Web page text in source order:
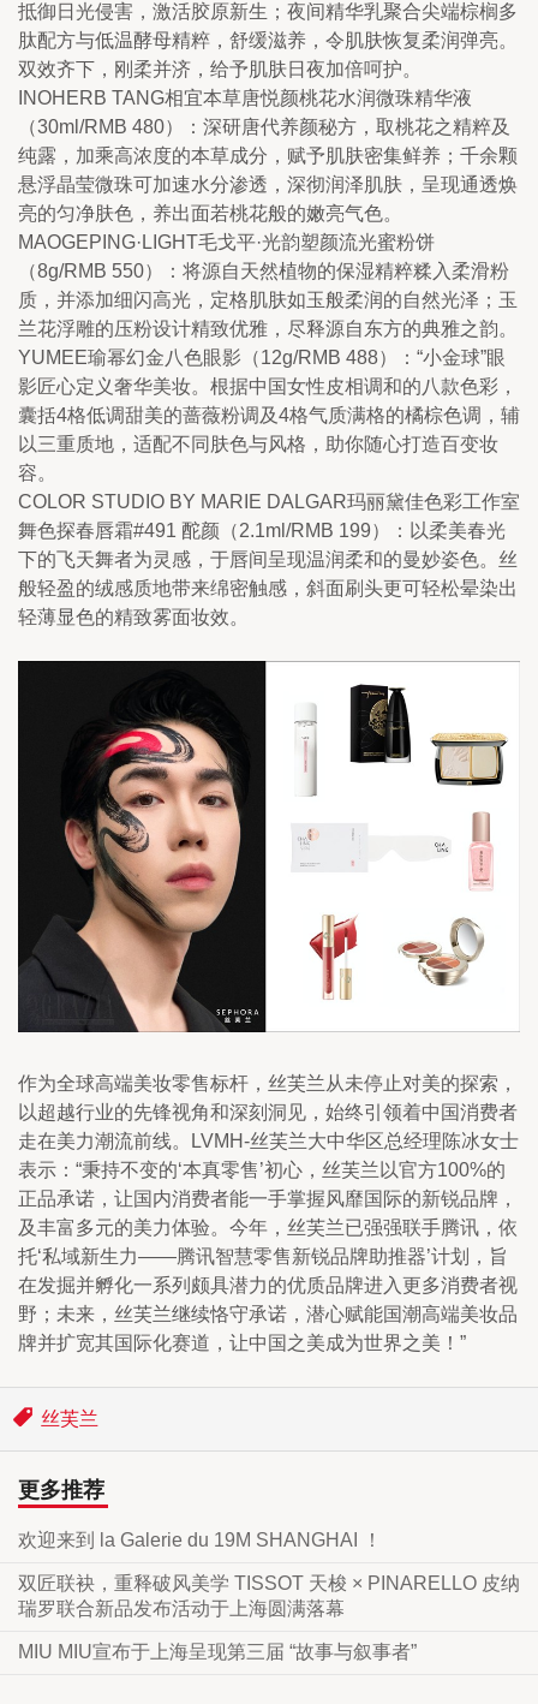
抵御日光侵害，激活胶原新生；夜间精华乳聚合尖端棕榈多
肽配方与低温酵母精粹，舒缓滋养，令肌肤恢复柔润弹亮。
双效齐下，刚柔并济，给予肌肤日夜加倍呵护。
INOHERB TANG相宜本草唐悦颜桃花水润微珠精华液
（30ml/RMB 480）：深研唐代养颜秘方，取桃花之精粹及
纯露，加乘高浓度的本草成分，赋予肌肤密集鲜养；千余颗
悬浮晶莹微珠可加速水分渗透，深彻润泽肌肤，呈现通透焕
亮的匀净肤色，养出面若桃花般的嫩亮气色。
MAOGEPING·LIGHT毛戈平·光韵塑颜流光蜜粉饼
（8g/RMB 550）：将源自天然植物的保湿精粹糅入柔滑粉
质，并添加细闪高光，定格肌肤如玉般柔润的自然光泽；玉
兰花浮雕的压粉设计精致优雅，尽释源自东方的典雅之韵。
YUMEE瑜幂幻金八色眼影（12g/RMB 488）：“小金球”眼
影匠心定义奢华美妆。根据中国女性皮相调和的八款色彩，
囊括4格低调甜美的蔷薇粉调及4格气质满格的橘棕色调，辅
以三重质地，适配不同肤色与风格，助你随心打造百变妆
容。
COLOR STUDIO BY MARIE DALGAR玛丽黛佳色彩工作室
舞色探春唇霜#491 酡颜（2.1ml/RMB 199）：以柔美春光
下的飞天舞者为灵感，于唇间呈现温润柔和的曼妙姿色。丝
般轻盈的绒感质地带来绵密触感，斜面刷头更可轻松晕染出
轻薄显色的精致雾面妆效。
作为全球高端美妆零售标杆，丝芙兰从未停止对美的探索，
以超越行业的先锋视角和深刻洞见，始终引领着中国消费者
走在美力潮流前线。LVMH-丝芙兰大中华区总经理陈冰女士
表示：“秉持不变的‘本真零售’初心，丝芙兰以官方100%的
正品承诺，让国内消费者能一手掌握风靡国际的新锐品牌，
及丰富多元的美力体验。今年，丝芙兰已强强联手腾讯，依
托‘私域新生力——腾讯智慧零售新锐品牌助推器’计划，旨
在发掘并孵化一系列颇具潜力的优质品牌进入更多消费者视
野；未来，丝芙兰继续恪守承诺，潜心赋能国潮高端美妆品
牌并扩宽其国际化赛道，让中国之美成为世界之美！”
丝芙兰
更多推荐
欢迎来到 la Galerie du 19M SHANGHAI ！
双匠联袂，重释破风美学 TISSOT 天梭 × PINARELLO 皮纳
瑞罗联合新品发布活动于上海圆满落幕
MIU MIU宣布于上海呈现第三届 “故事与叙事者”